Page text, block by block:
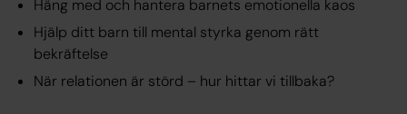
Häng med och hantera barnets emotionella kaos
Hjälp ditt barn till mental styrka genom rätt
bekräftelse
När relationen är störd – hur hittar vi tillbaka?